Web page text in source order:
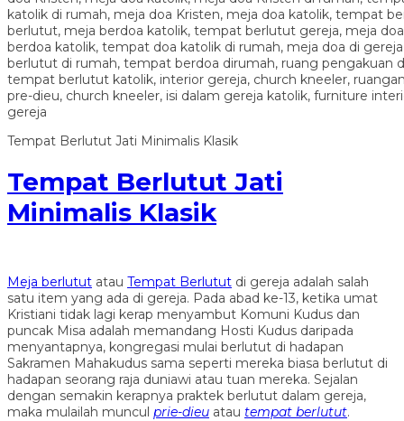
Tempat Berlutut Jati Minimalis Klasik
Tempat Berlutut Jati
Minimalis Klasik
Meja berlutut atau Tempat Berlutut di gereja adalah salah
satu item yang ada di gereja. Pada abad ke-13, ketika umat
Kristiani tidak lagi kerap menyambut Komuni Kudus dan
puncak Misa adalah memandang Hosti Kudus daripada
menyantapnya, kongregasi mulai berlutut di hadapan
Sakramen Mahakudus sama seperti mereka biasa berlutut di
hadapan seorang raja duniawi atau tuan mereka. Sejalan
dengan semakin kerapnya praktek berlutut dalam gereja,
maka mulailah muncul prie-dieu atau tempat berlutut.